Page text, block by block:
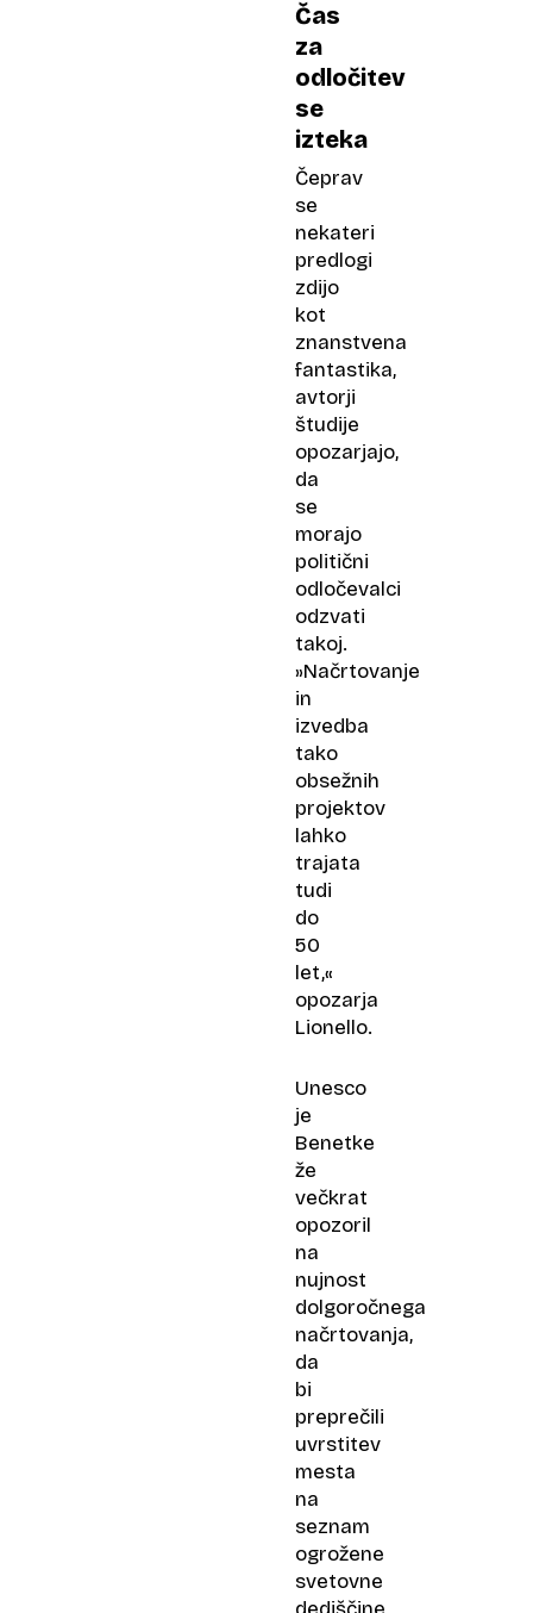
Čas
za
odločitev
se
izteka
Čeprav
se
nekateri
predlogi
zdijo
kot
znanstvena
fantastika,
avtorji
študije
opozarjajo,
da
se
morajo
politični
odločevalci
odzvati
takoj.
»Načrtovanje
in
izvedba
tako
obsežnih
projektov
lahko
trajata
tudi
do
50
let,«
opozarja
Lionello.
Unesco
je
Benetke
že
večkrat
opozoril
na
nujnost
dolgoročnega
načrtovanja,
da
bi
preprečili
uvrstitev
mesta
na
seznam
ogrožene
svetovne